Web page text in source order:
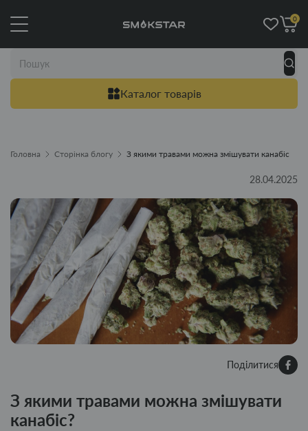
Каталог товарів
0
Головна Сторінка блогу З якими травами можна змішувати канабіс
28.04.2025
Поділитися
З якими травами можна змішувати
канабіс?